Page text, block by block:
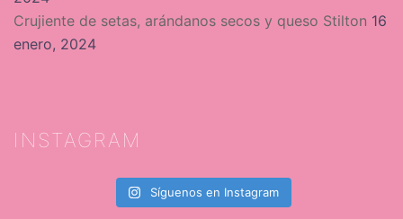
Crujiente de setas, arándanos secos y queso Stilton 16
enero, 2024
INSTAGRAM
Síguenos en Instagram